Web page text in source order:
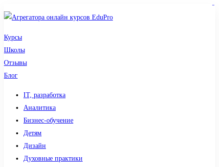
Курсы
Школы
Отзывы
Блог
IT, разработка
Аналитика
Бизнес-обучение
Детям
Дизайн
Духовные практики